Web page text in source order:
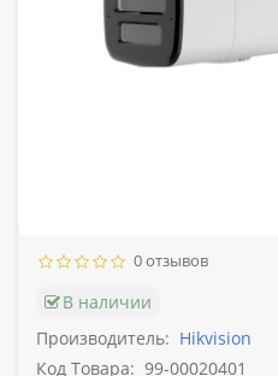
0 отзывов
В наличии
Производитель: Hikvision
Код Товара: 99-00020401